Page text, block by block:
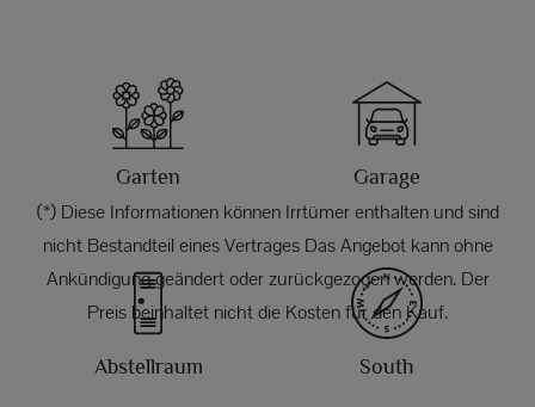
Garten Garage
Abstellraum South
(*) Diese Informationen können Irrtümer enthalten und sind
nicht Bestandteil eines Vertrages Das Angebot kann ohne
Ankündigung geändert oder zurückgezogen werden. Der
Preis beinhaltet nicht die Kosten für den Kauf.